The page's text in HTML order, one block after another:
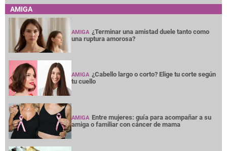
AMIGA
AMIGA ¿Terminar una amistad duele tanto como
una ruptura amorosa?
AMIGA ¿Cabello largo o corto? Elige tu corte según
tu cuello
AMIGA Entre mujeres: guía para acompañar a su
amiga o familiar con cáncer de mama